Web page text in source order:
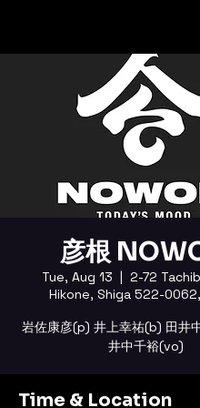
彦根
Tue, Aug 13
  |
2-72
Hikone, Shiga 522-
岩佐康彦(p) 井上幸祐(b) 田井
井中千裕(vo)
Time & Location